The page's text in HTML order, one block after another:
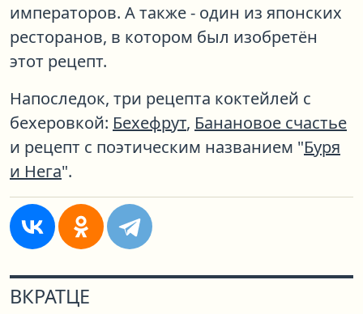
императоров. А также - один из японских
ресторанов, в котором был изобретён
этот рецепт.
Напоследок, три рецепта коктейлей с
бехеровкой: Бехефрут, Банановое счастье
и рецепт с поэтическим названием "Буря
и Нега".
ВКРАТЦЕ